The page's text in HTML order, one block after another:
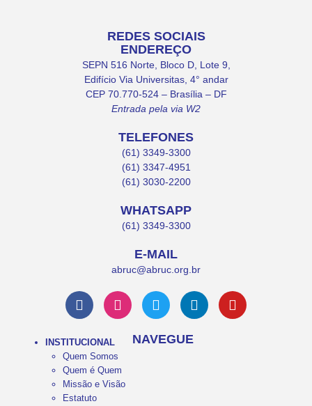
REDES SOCIAIS
ENDEREÇO
SEPN 516 Norte, Bloco D, Lote 9,
Edifício Via Universitas, 4° andar
CEP 70.770-524 – Brasília – DF
Entrada pela via W2
TELEFONES
(61) 3349-3300
(61) 3347-4951
(61) 3030-2200
WHATSAPP
(61) 3349-3300
E-MAIL
abruc@abruc.org.br
NAVEGUE
INSTITUCIONAL
Quem Somos
Quem é Quem
Missão e Visão
Estatuto